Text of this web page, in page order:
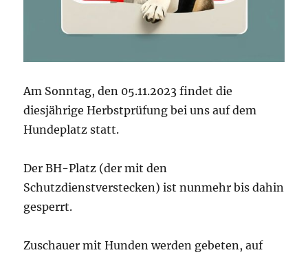
Am Sonntag, den 05.11.2023 findet die
diesjährige Herbstprüfung bei uns auf dem
Hundeplatz statt.
Der BH-Platz (der mit den
Schutzdienstverstecken) ist nunmehr bis dahin
gesperrt.
Zuschauer mit Hunden werden gebeten, auf